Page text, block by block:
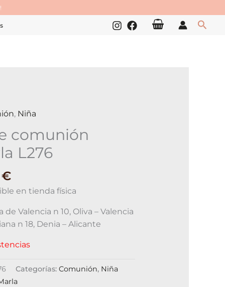
, Niña
comunión
L276
€
en tienda física
de Valencia n 10, Oliva – Valencia
n 18, Denia – Alicante
Categorías:Comunión, Niña